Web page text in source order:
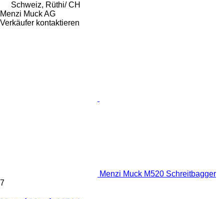
Schweiz, Rüthi/ CH
Menzi Muck AG
Verkäufer kontaktieren
Menzi Muck M520 Schreitbagger
7